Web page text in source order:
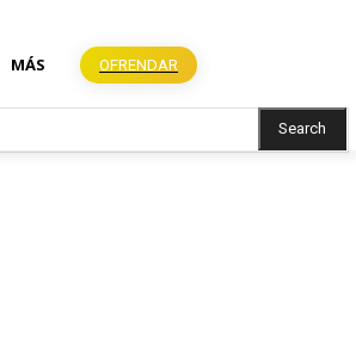
MÁS OFRENDAR
Search